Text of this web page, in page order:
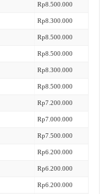
Rp8.500.000
Rp8.300.000
Rp8.500.000
Rp8.500.000
Rp8.300.000
Rp8.500.000
Rp7.200.000
Rp7.000.000
Rp7.500.000
Rp6.200.000
Rp6.200.000
Rp6.200.000